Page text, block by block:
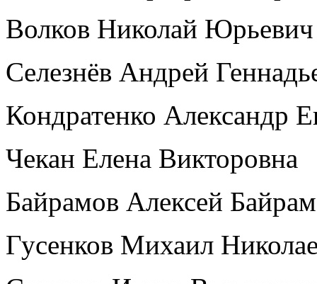
Волков Николай
Селезнёв Андрей
Кондратенко Александр
Чекан Елена Викторовна
Байрамов Алексей
Гусенков Михаил